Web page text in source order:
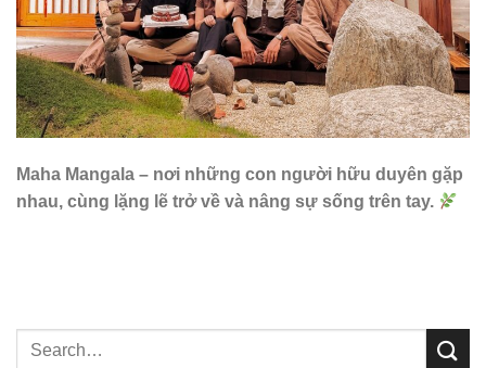
Maha Mangala – nơi những con người hữu duyên gặp
nhau, cùng lặng lẽ trở về và nâng sự sống trên tay.